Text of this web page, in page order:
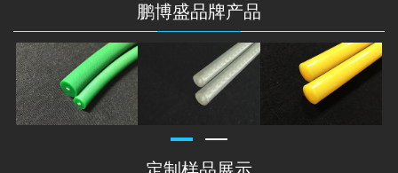
鹏博盛品牌产品
定制样品展示